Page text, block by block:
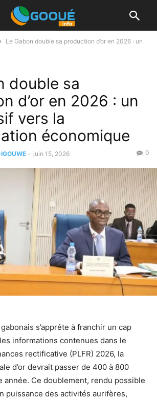
Le Gabon double sa production d’or en 2026 : un
double sa
d’or en 2026 : un
vers la
économique
- juin 15, 2026 0
s’apprête à franchir un cap
informations contenues dans le
rectificative (PLFR) 2026, la
d’or devrait passer de 400 à 800
année. Ce doublement, rendu possible
puissance des activités aurifères,